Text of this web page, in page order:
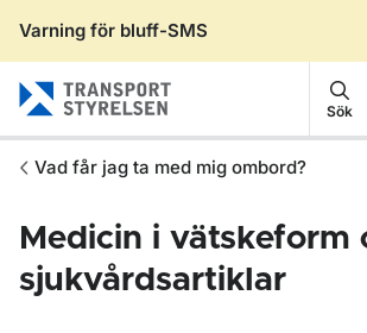
Varning för bluff-SMS
Sök
Vad får jag ta med mig ombord?
Medicin i vätskeform
sjukvårdsartiklar